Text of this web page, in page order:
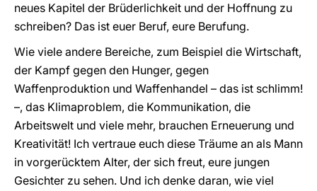
neues Kapitel der Brüderlichkeit und der Hoffnung zu
schreiben? Das ist euer Beruf, eure Berufung.
Wie viele andere Bereiche, zum Beispiel die Wirtschaft,
der Kampf gegen den Hunger, gegen
Waffenproduktion und Waffenhandel – das ist schlimm!
–, das Klimaproblem, die Kommunikation, die
Arbeitswelt und viele mehr, brauchen Erneuerung und
Kreativität! Ich vertraue euch diese Träume an als Mann
in vorgerücktem Alter, der sich freut, eure jungen
Gesichter zu sehen. Und ich denke daran, wie viel